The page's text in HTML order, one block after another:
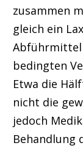
zusammen
gleich ein
Abführmittel
bedingten
Etwa die
nicht die
jedoch
Behandlung